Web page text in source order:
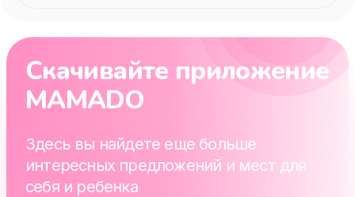
Скачивайте приложение
MAMADO
Здесь вы найдете еще больше
интересных предложений и мест для
себя и ребенка